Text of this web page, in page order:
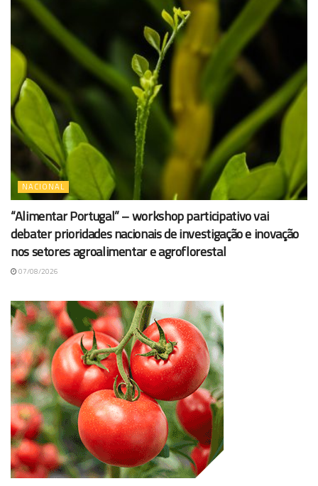
NACIONAL
“Alimentar Portugal” – workshop participativo vai
debater prioridades nacionais de investigação e inovação
nos setores agroalimentar e agroflorestal
07/08/2026